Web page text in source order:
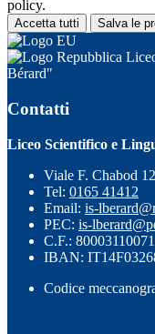
policy.
Accetta tutti Salva le
Bérard"
Contatti
Liceo Scientifico e
Viale F. Chabod
Tel: 0165 41412
Email: is-
PEC: is-
C.F.: 80003110071
IBAN:
Codice